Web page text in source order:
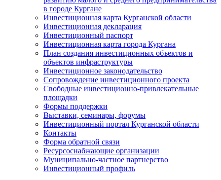
в городе Кургане
Инвестиционная карта Курганской области
Инвестиционная декларация
Инвестиционный паспорт
Инвестиционная карта города Кургана
План создания инвестиционных объектов и
объектов инфраструктуры
Инвестиционное законодательство
Сопровождение инвестиционного проекта
Свободные инвестиционно-привлекательные
площадки
Формы поддержки
Выставки, семинары, форумы
Инвестиционный портал Курганской области
Контакты
Форма обратной связи
Ресурсоснабжающие организации
Муниципально-частное партнерство
Инвестиционный профиль